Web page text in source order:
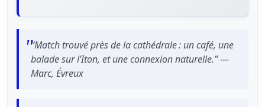
“Match trouvé près de la cathédrale : un café, une
balade sur l’Iton, et une connexion naturelle.” —
Marc, Évreux